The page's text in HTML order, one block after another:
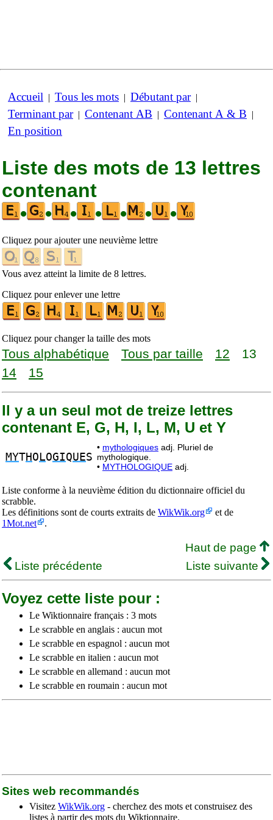
Accueil | Tous les mots | Débutant par|
Terminant par| Contenant AB | Contenant A & B |
En position
Liste des mots de 13 lettres
contenant
•
• • • • • •
Cliquez pour ajouter une neuvième lettre
Vous avez atteint la limite de 8 lettres.
Cliquez pour enlever une lettre
Cliquez pour changer la taille des mots
Tous alphabétique Tous par taille 12
13
14
15
Il y a un seul mot de treize lettres
contenant E, G, H, I, L, M, U et Y
MYTH O LOGIQUES
• mythologiques adj. Pluriel de
mythologique.
• MYTHOLOGIQUE adj.
Liste conforme à la neuvième édition du dictionnaire officiel du
scrabble.
Les définitions sont de courts extraits de WikWik.org
et de
1Mot.net
.
Haut de page
Liste précédente
Liste suivante
Voyez cette liste pour :
Le Wiktionnaire français : 3 mots
Le scrabble en anglais : aucun mot
Le scrabble en espagnol : aucun mot
Le scrabble en italien : aucun mot
Le scrabble en allemand : aucun mot
Le scrabble en roumain : aucun mot
Sites web recommandés
Visitez WikWik.org - cherchez des mots et construisez des
listes à partir des mots du Wiktionnaire.